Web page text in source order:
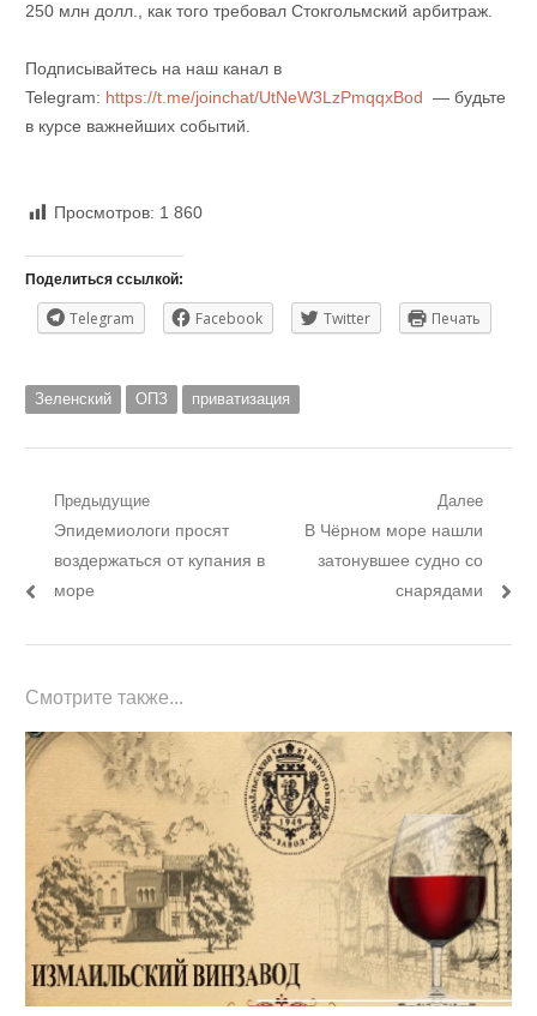
250 млн долл., как того требовал Стокгольмский арбитраж.
Подписывайтесь на наш канал в
Telegram: https://t.me/joinchat/UtNeW3LzPmqqxBod — будьте
в курсе важнейших событий.
Просмотров: 1 860
Поделиться ссылкой:
Telegram Facebook Twitter Печать
Зеленский ОПЗ приватизация
Навигация
записям
Предыдущие
Предыдущий
пост:
Эпидемиологи просят
воздержаться от купания в
море
Далее
Следующий
пост:
В Чёрном море нашли
затонувшее судно со
снарядами
Смотрите также...